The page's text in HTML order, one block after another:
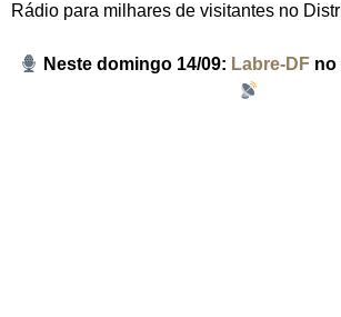
Rádio para milhares de visitantes no
Neste domingo 14/09: Labre-DF no